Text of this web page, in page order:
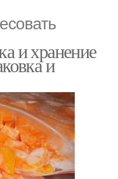
и хранение
и